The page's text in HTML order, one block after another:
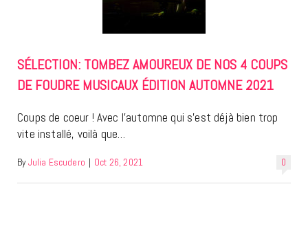
SÉLECTION: TOMBEZ AMOUREUX DE NOS 4 COUPS
DE FOUDRE MUSICAUX ÉDITION AUTOMNE 2021
Coups de coeur ! Avec l’automne qui s’est déjà bien trop
vite installé, voilà que…
0
By Julia Escudero | Oct 26, 2021